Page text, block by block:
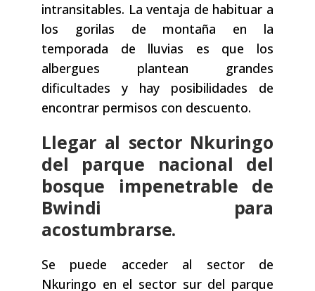
intransitables. La ventaja de habituar a
los gorilas de montaña en la
temporada de lluvias es que los
albergues plantean grandes
dificultades y hay posibilidades de
encontrar permisos con descuento.
Llegar al sector Nkuringo
del parque nacional del
bosque impenetrable de
Bwindi para
acostumbrarse.
Se puede acceder al sector de
Nkuringo en el sector sur del parque